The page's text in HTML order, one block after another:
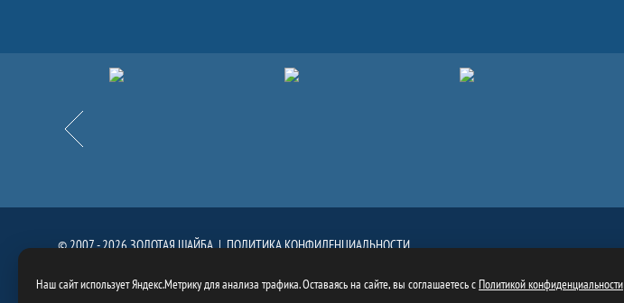
Назад
Партнёры
© 2007 - 2026 ЗОЛОТАЯ ШАЙБА |ПОЛИТИКА КОНФИДЕНЦИАЛЬНОСТИ
Наш сайт использует Яндекс.Метрику для анализа трафика. Оставаясь на сайте, вы соглашаетесь сПолитикой конфиденциальности